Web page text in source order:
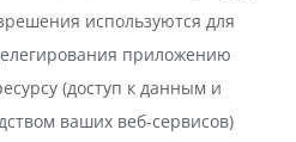
используются для
приложению
(доступ к данным и
ваших веб-сервисов)